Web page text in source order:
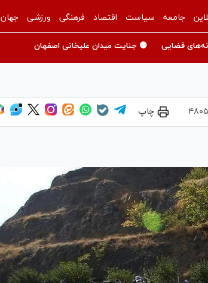
جامعه سیاست اقتصاد فرهنگی ورزشی جهان
قضایی 🟡 جنایت میدان علیخانی اصفهان
چاپ